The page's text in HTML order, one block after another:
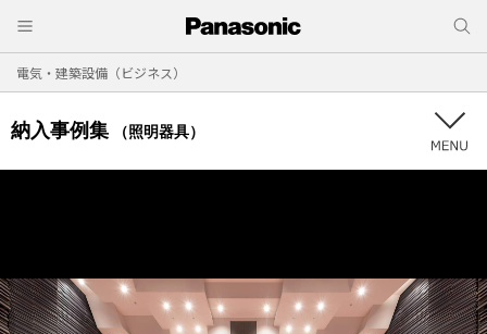
電気・建築設備（ビジネス）
納入事例集 （照明器具）